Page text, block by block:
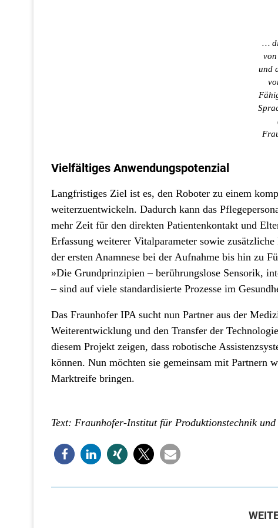
…
von
und
Vielfältiges Anwendungspotenzial
Langfristiges Ziel ist es, den Roboter zu einem
weiterzuentwickeln. Dadurch kann das
mehr Zeit für den direkten Patientenkontakt und
Erfassung weiterer Vitalparameter sowie
der ersten Anamnese bei der Aufnahme bis hin zu
»Die Grundprinzipien – berührungslose Sensorik,
– sind auf viele standardisierte Prozesse im
Das Fraunhofer IPA sucht nun Partner aus der
Weiterentwicklung und den Transfer der
diesem Projekt zeigen, dass robotische
können. Nun möchten sie gemeinsam mit Partnern
Marktreife bringen.
Text: Fraunhofer-Institut für Produktionstechnik